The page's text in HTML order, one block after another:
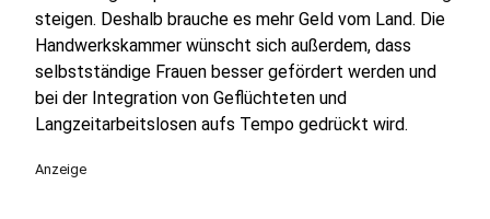
steigen. Deshalb brauche es mehr Geld vom Land. Die
Handwerkskammer wünscht sich außerdem, dass
selbstständige Frauen besser gefördert werden und
bei der Integration von Geflüchteten und
Langzeitarbeitslosen aufs Tempo gedrückt wird.
Anzeige